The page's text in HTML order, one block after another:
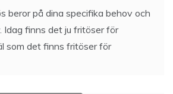
beror på dina specifika behov och
Idag finns det ju fritöser för
som det finns fritöser för